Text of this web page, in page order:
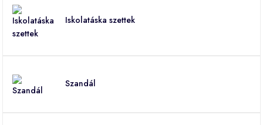
Iskolatáska szettek
Szandál